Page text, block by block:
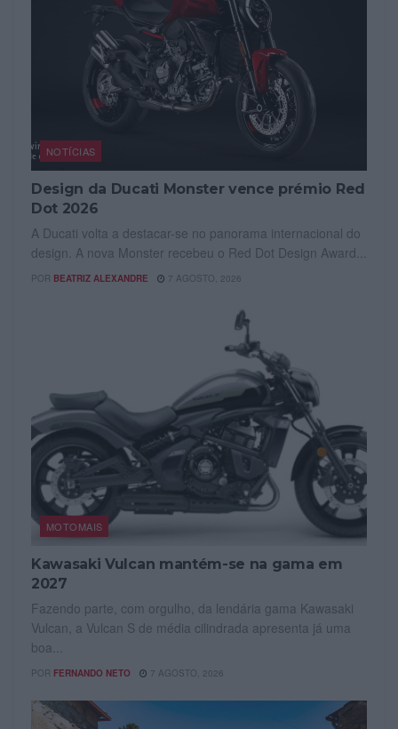
NOTÍCIAS
Design da Ducati Monster vence prémio Red
Dot 2026
A Ducati volta a destacar-se no panorama internacional do
design. A nova Monster recebeu o Red Dot Design Award...
POR BEATRIZ ALEXANDRE 7 AGOSTO, 2026
MOTOMAIS
Kawasaki Vulcan mantém-se na gama em
2027
Fazendo parte, com orgulho, da lendária gama Kawasaki
Vulcan, a Vulcan S de média cilindrada apresenta já uma
boa...
POR FERNANDO NETO 7 AGOSTO, 2026